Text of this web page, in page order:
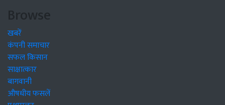
Browse
खबरें
कंपनी समाचार
सफल किसान
साक्षात्कार
बागवानी
औषधीय फसलें